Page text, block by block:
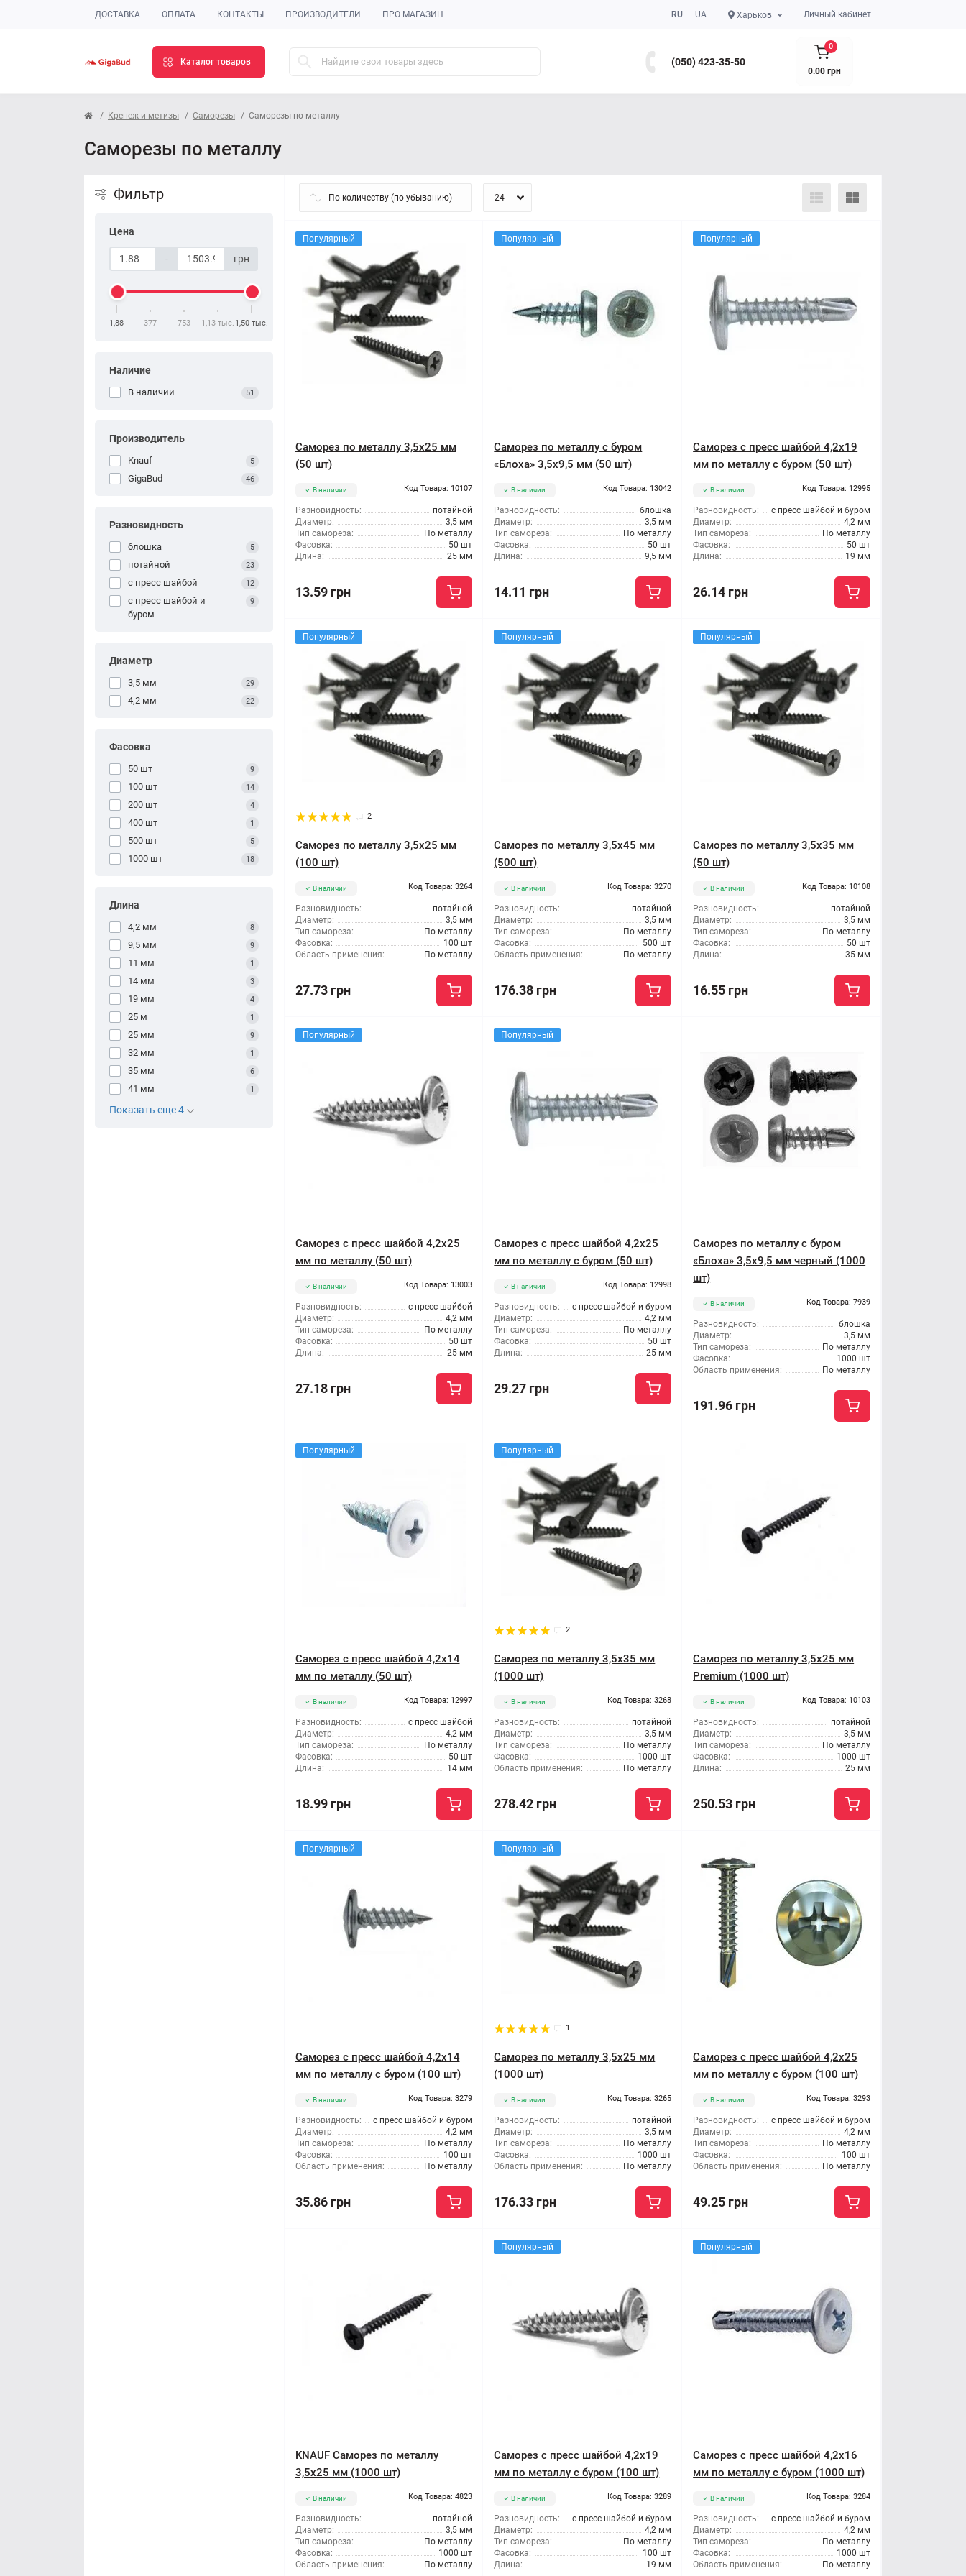
ДОСТАВКА ОПЛАТА КОНТАКТЫ ПРОИЗВОДИТЕЛИ ПРО МАГАЗИН RU UA Харьков Личный кабинет
Каталог товаров (050) 423-35-50
0
0.00 грн
Крепеж и метизы Саморезы Саморезы по металлу
Саморезы по металлу
Фильтр
Цена
- грн
1,88 377 753 1,13 тыс. 1,50 тыс.
Наличие
В наличии 51
Производитель
Knauf 5
GigaBud 46
Разновидность
блошка 5
потайной 23
с пресс шайбой 12
с пресс шайбой и
буром
9
Диаметр
3,5 мм 29
4,2 мм 22
Фасовка
50 шт 9
100 шт 14
200 шт 4
400 шт 1
500 шт 5
1000 шт 18
Длина
4,2 мм 8
9,5 мм 9
11 мм 1
14 мм 3
19 мм 4
25 м 1
25 мм 9
32 мм 1
35 мм 6
41 мм 1
Показать еще 4
Популярный
Саморез по металлу 3,5x25 мм
(50 шт)
В наличии Код Товара: 10107
Разновидность:
потайной
Диаметр:
3,5 мм
Тип самореза:
По металлу
Фасовка:
50 шт
Длина:
25 мм
13.59 грн
Популярный
Саморез по металлу с буром
«Блоха» 3,5x9,5 мм (50 шт)
В наличии Код Товара: 13042
Разновидность:
блошка
Диаметр:
3,5 мм
Тип самореза:
По металлу
Фасовка:
50 шт
Длина:
9,5 мм
14.11 грн
Популярный
Саморез с пресс шайбой 4,2x19
мм по металлу с буром (50 шт)
В наличии Код Товара: 12995
Разновидность:
с пресс шайбой и буром
Диаметр:
4,2 мм
Тип самореза:
По металлу
Фасовка:
50 шт
Длина:
19 мм
26.14 грн
Популярный
2
Саморез по металлу 3,5x25 мм
(100 шт)
В наличии Код Товара: 3264
Разновидность:
потайной
Диаметр:
3,5 мм
Тип самореза:
По металлу
Фасовка:
100 шт
Область применения:
По металлу
27.73 грн
Популярный
Саморез по металлу 3,5x45 мм
(500 шт)
В наличии Код Товара: 3270
Разновидность:
потайной
Диаметр:
3,5 мм
Тип самореза:
По металлу
Фасовка:
500 шт
Область применения:
По металлу
176.38 грн
Популярный
Саморез по металлу 3,5x35 мм
(50 шт)
В наличии Код Товара: 10108
Разновидность:
потайной
Диаметр:
3,5 мм
Тип самореза:
По металлу
Фасовка:
50 шт
Длина:
35 мм
16.55 грн
Популярный
Саморез с пресс шайбой 4,2x25
мм по металлу (50 шт)
В наличии Код Товара: 13003
Разновидность:
с пресс шайбой
Диаметр:
4,2 мм
Тип самореза:
По металлу
Фасовка:
50 шт
Длина:
25 мм
27.18 грн
Популярный
Саморез с пресс шайбой 4,2x25
мм по металлу с буром (50 шт)
В наличии Код Товара: 12998
Разновидность:
с пресс шайбой и буром
Диаметр:
4,2 мм
Тип самореза:
По металлу
Фасовка:
50 шт
Длина:
25 мм
29.27 грн
Саморез по металлу с буром
«Блоха» 3,5x9,5 мм черный (1000
шт)
В наличии Код Товара: 7939
Разновидность:
блошка
Диаметр:
3,5 мм
Тип самореза:
По металлу
Фасовка:
1000 шт
Область применения:
По металлу
191.96 грн
Популярный
Саморез с пресс шайбой 4,2x14
мм по металлу (50 шт)
В наличии Код Товара: 12997
Разновидность:
с пресс шайбой
Диаметр:
4,2 мм
Тип самореза:
По металлу
Фасовка:
50 шт
Длина:
14 мм
18.99 грн
Популярный
2
Саморез по металлу 3,5x35 мм
(1000 шт)
В наличии Код Товара: 3268
Разновидность:
потайной
Диаметр:
3,5 мм
Тип самореза:
По металлу
Фасовка:
1000 шт
Область применения:
По металлу
278.42 грн
Саморез по металлу 3,5x25 мм
Premium (1000 шт)
В наличии Код Товара: 10103
Разновидность:
потайной
Диаметр:
3,5 мм
Тип самореза:
По металлу
Фасовка:
1000 шт
Длина:
25 мм
250.53 грн
Популярный
Саморез с пресс шайбой 4,2x14
мм по металлу с буром (100 шт)
В наличии Код Товара: 3279
Разновидность:
с пресс шайбой и буром
Диаметр:
4,2 мм
Тип самореза:
По металлу
Фасовка:
100 шт
Область применения:
По металлу
35.86 грн
Популярный
1
Саморез по металлу 3,5x25 мм
(1000 шт)
В наличии Код Товара: 3265
Разновидность:
потайной
Диаметр:
3,5 мм
Тип самореза:
По металлу
Фасовка:
1000 шт
Область применения:
По металлу
176.33 грн
Саморез с пресс шайбой 4,2x25
мм по металлу с буром (100 шт)
В наличии Код Товара: 3293
Разновидность:
с пресс шайбой и буром
Диаметр:
4,2 мм
Тип самореза:
По металлу
Фасовка:
100 шт
Область применения:
По металлу
49.25 грн
KNAUF Саморез по металлу
3,5x25 мм (1000 шт)
В наличии Код Товара: 4823
Разновидность:
потайной
Диаметр:
3,5 мм
Тип самореза:
По металлу
Фасовка:
1000 шт
Область применения:
По металлу
Популярный
Саморез с пресс шайбой 4,2x19
мм по металлу с буром (100 шт)
В наличии Код Товара: 3289
Разновидность:
с пресс шайбой и буром
Диаметр:
4,2 мм
Тип самореза:
По металлу
Фасовка:
100 шт
Длина:
19 мм
Популярный
Саморез с пресс шайбой 4,2x16
мм по металлу с буром (1000 шт)
В наличии Код Товара: 3284
Разновидность:
с пресс шайбой и буром
Диаметр:
4,2 мм
Тип самореза:
По металлу
Фасовка:
1000 шт
Область применения:
По металлу